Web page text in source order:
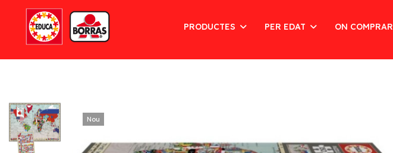
PRODUCTES PER EDAT ON COMPRAR
Nou